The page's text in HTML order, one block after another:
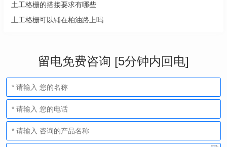
土工格栅的搭接要求有哪些
土工格栅可以铺在柏油路上吗
留电免费咨询 [5分钟内回电]